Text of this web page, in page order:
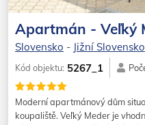
Apartmán - Veľký
Slovensko - Jižní Slovensko
Kód objektu: 5267_1
Moderní apartmánový dům
koupaliště. Veľký Meder je